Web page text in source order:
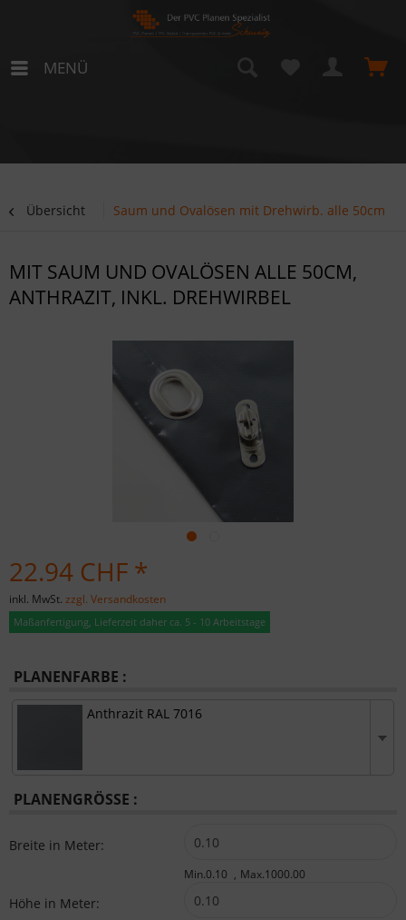
MENÜ
Übersicht Saum und Ovalösen mit Drehwirb. alle 50cm
MIT SAUM UND OVALÖSEN ALLE 50CM,
ANTHRAZIT, INKL. DREHWIRBEL
22.94 CHF *
inkl. MwSt. zzgl. Versandkosten
Maßanfertigung, Lieferzeit daher ca. 5 - 10 Arbeitstage
PLANENFARBE :
Anthrazit RAL 7016
PLANENGRÖSSE :
Breite in Meter:
Min.0.10 Max.1000.00
Höhe in Meter: